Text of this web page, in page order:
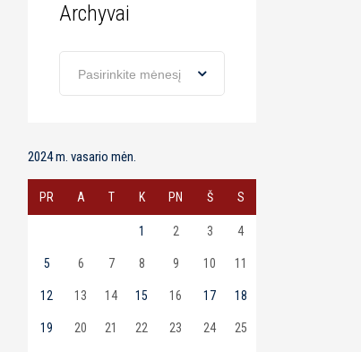
Archyvai
Archyvai
Pasirinkite mėnesį
2024 m. vasario mėn.
PR A T K PN Š S
1 2 3 4
5 6 7 8 9 10 11
12 13 14 15 16 17 18
19 20 21 22 23 24 25